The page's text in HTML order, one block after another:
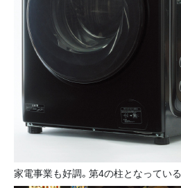
家電事業も好調。第4の柱となっている